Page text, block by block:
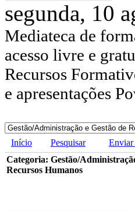
segunda, 10
Mediateca de
acesso livre e
Recursos
e apresentações
Início Pesquisar
Categoria: Gestão/
Recursos Humanos